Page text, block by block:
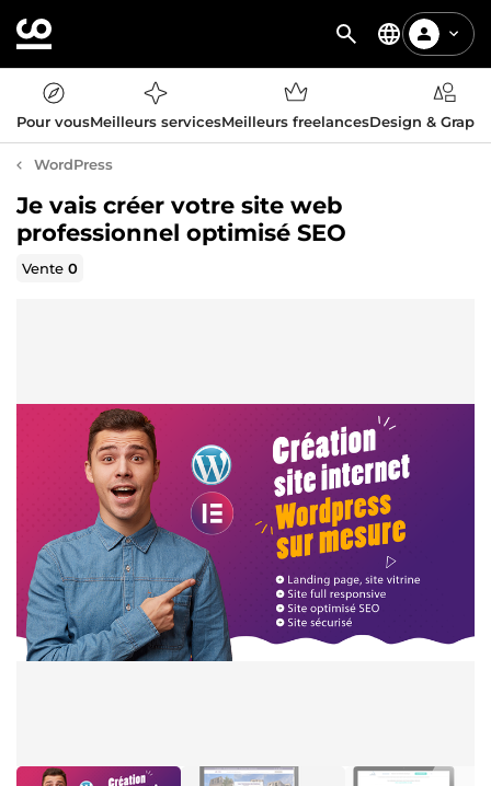
Pour vousMeilleurs servicesMeilleurs freelancesDesign &
WordPress
Je vais créer votre site web
professionnel optimisé SEO
Vente0